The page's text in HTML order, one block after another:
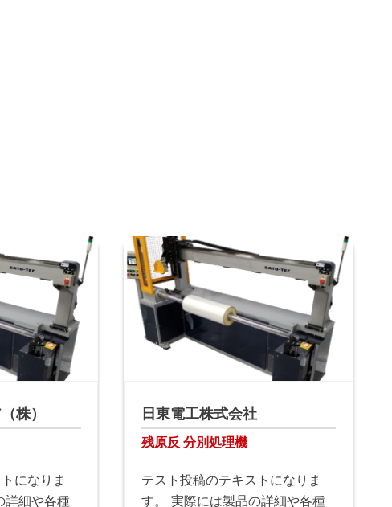
株）
になりま
詳細や各種
日東電工株式会社
残原反 分別処理機
テスト投稿のテキストになりま
す。 実際には製品の詳細や各種